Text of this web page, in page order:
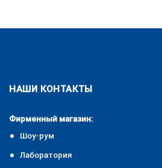
НАШИ КОНТАКТЫ
Фирменный магазин:
Шоу-рум
Лаборатория